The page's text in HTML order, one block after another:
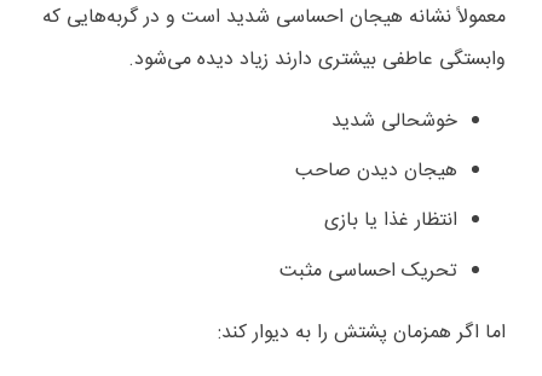
معمولاً نشانه هیجان احساسی شدید است و در گربه‌هایی که
وابستگی عاطفی بیشتری دارند زیاد دیده می‌شود.
خوشحالی شدید
هیجان دیدن صاحب
انتظار غذا یا بازی
تحریک احساسی مثبت
اما اگر همزمان پشتش را به دیوار کند: